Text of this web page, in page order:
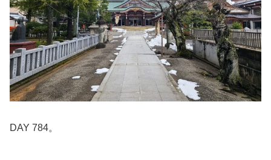
DAY 784。